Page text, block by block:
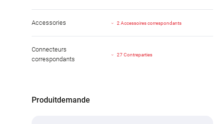
Accessories 2 Accessoires correspondants
Connecteurs
correspondants
27 Contreparties
Produitdemande